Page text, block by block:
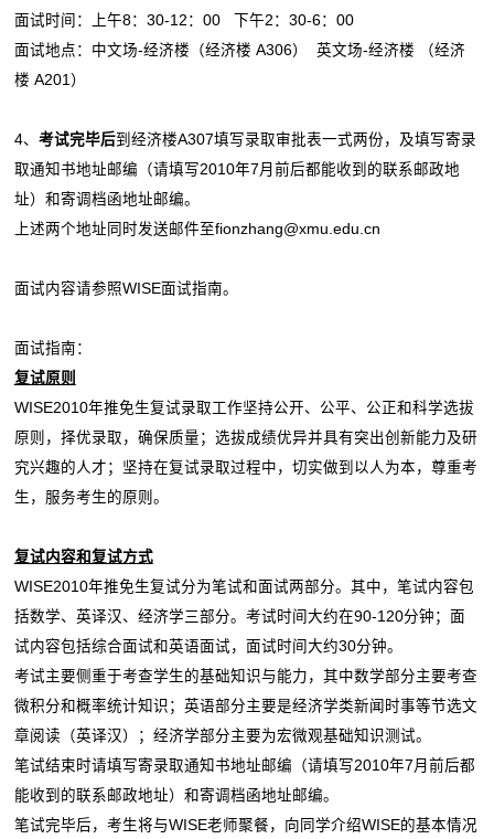
面试时间：上午8：30-12：00 下午2：30-6：00
面试地点：中文场-经济楼（经济楼 A306） 英文场-经济楼 （经济
楼 A201）
4、 考试完毕后到经济楼A307填写录取审批表一式两份，及填写寄录
取通知书地址邮编（请填写2010年7月前后都能收到的联系邮政地
址）和寄调档函地址邮编。
上述两个地址同时发送邮件至fionzhang@xmu.edu.cn
面试内容请参照WISE面试指南。
面试指南：
复试原则
WISE2010年推免生复试录取工作坚持公开、公平、公正和科学选拔
原则，择优录取，确保质量；选拔成绩优异并具有突出创新能力及研
究兴趣的人才；坚持在复试录取过程中，切实做到以人为本，尊重考
生，服务考生的原则。
复试内容和复试方式
WISE2010年推免生复试分为笔试和面试两部分。其中，笔试内容包
括数学、英译汉、经济学三部分。考试时间大约在90-120分钟；面
试内容包括综合面试和英语面试，面试时间大约30分钟。
考试主要侧重于考查学生的基础知识与能力，其中数学部分主要考查
微积分和概率统计知识；英语部分主要是经济学类新闻时事等节选文
章阅读（英译汉）；经济学部分主要为宏微观基础知识测试。
笔试结束时请填写寄录取通知书地址邮编（请填写2010年7月前后都
能收到的联系邮政地址）和寄调档函地址邮编。
笔试完毕后，考生将与WISE老师聚餐，向同学介绍WISE的基本情况